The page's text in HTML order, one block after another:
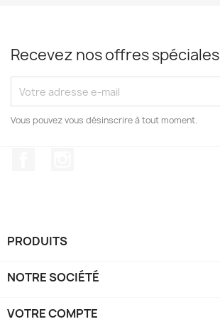
Recevez nos offres spéciales
Vous pouvez vous désinscrire à tout moment.
PRODUITS
NOTRE SOCIÉTÉ
VOTRE COMPTE